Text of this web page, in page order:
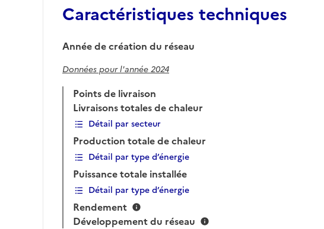
Caractéristiques techniques
Année de création du réseau
Données pour l'année 2024
Points de livraison
Livraisons totales de chaleur
Détail par secteur
Production totale de chaleur
Détail par type d’énergie
Puissance totale installée
Détail par type d’énergie
Rendement
Développement du réseau